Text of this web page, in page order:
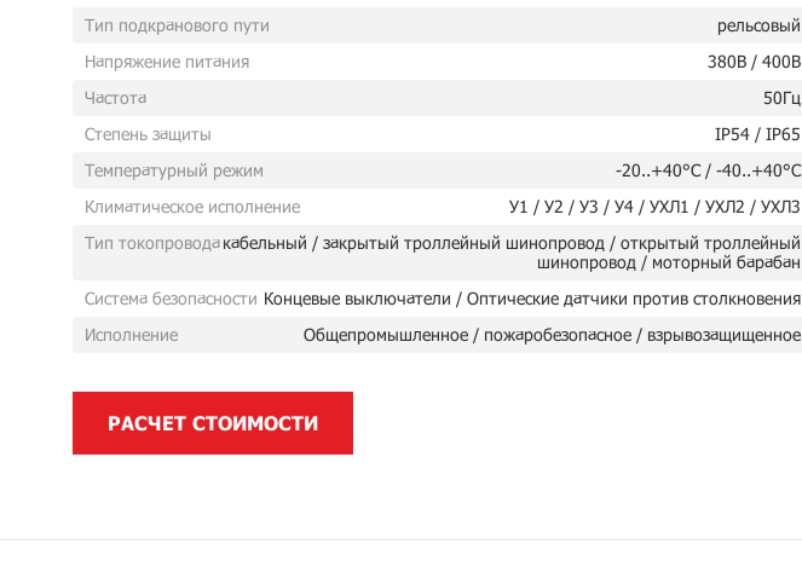
Тип подкранового пути
рельсовый
Напряжение питания
380В / 400В
Частота
50Гц
Степень защиты
IP54 / IP65
Температурный режим
-20..+40°C / -40..+40°C
Климатическое исполнение
У1 / У2 / У3 / У4 / УХЛ1 / УХЛ2 / УХЛ3
Тип токопроводакабельный / закрытый троллейный шинопровод / открытый троллейный
шинопровод / моторный барабан
Система безопасности Концевые выключатели / Оптические датчики против столкновения
Исполнение
Общепромышленное / пожаробезопасное / взрывозащищенное
РАСЧЕТ СТОИМОСТИ